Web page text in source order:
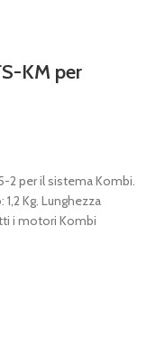
KM per
2 per il sistema Kombi.
Kg. Lunghezza
i motori Kombi